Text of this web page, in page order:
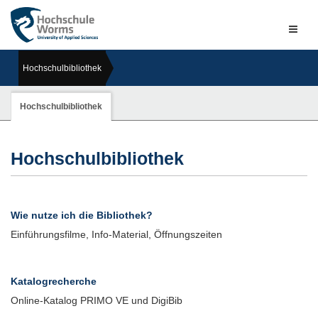
Hochschulbibliothek
Hochschulbibliothek
Hochschulbibliothek
Wie nutze ich die Bibliothek?
Einführungsfilme, Info-Material, Öffnungszeiten
Katalogrecherche
Online-Katalog PRIMO VE und DigiBib